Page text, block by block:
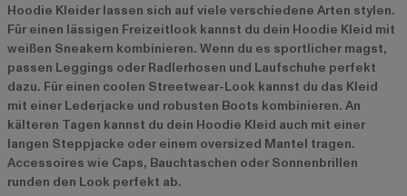
Hoodie Kleider lassen sich auf viele verschiedene Arten stylen.
Für einen lässigen Freizeitlook kannst du dein Hoodie Kleid mit
weißen Sneakern kombinieren. Wenn du es sportlicher magst,
passen Leggings oder Radlerhosen und Laufschuhe perfekt
dazu. Für einen coolen Streetwear-Look kannst du das Kleid
mit einer Lederjacke und robusten Boots kombinieren. An
kälteren Tagen kannst du dein Hoodie Kleid auch mit einer
langen Steppjacke oder einem oversized Mantel tragen.
Accessoires wie Caps, Bauchtaschen oder Sonnenbrillen
runden den Look perfekt ab.